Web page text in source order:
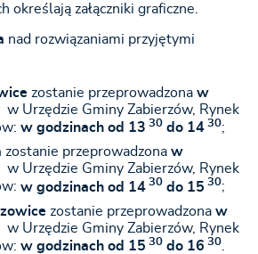
określają załączniki graficzne.
nad rozwiązaniami przyjętymi
zostanie przeprowadzona w
w Urzędzie Gminy Zabierzów, Rynek
w godzinach od 13 30 do 14 30;
zostanie przeprowadzona w
w Urzędzie Gminy Zabierzów, Rynek
w godzinach od 14 30 do 15 30;
zostanie przeprowadzona w
w Urzędzie Gminy Zabierzów, Rynek
w godzinach od 15 30 do 16 30